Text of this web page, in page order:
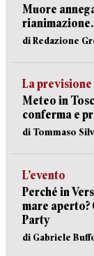
Muore
di Redazione
La previsione
Meteo in
conferma e
di Tommaso
L’evento
Perché in
mare aperto?
Party
di Gabriele